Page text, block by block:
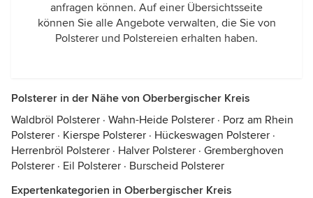
anfragen können. Auf einer Übersichtsseite
können Sie alle Angebote verwalten, die Sie von
Polsterer und Polstereien erhalten haben.
Polsterer in der Nähe von Oberbergischer Kreis
Waldbröl Polsterer · Wahn-Heide Polsterer · Porz am Rhein
Polsterer · Kierspe Polsterer · Hückeswagen Polsterer ·
Herrenbröl Polsterer · Halver Polsterer · Gremberghoven
Polsterer · Eil Polsterer · Burscheid Polsterer
Expertenkategorien in Oberbergischer Kreis